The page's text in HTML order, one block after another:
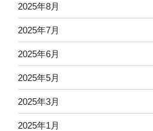
2025年8月
2025年7月
2025年6月
2025年5月
2025年3月
2025年1月